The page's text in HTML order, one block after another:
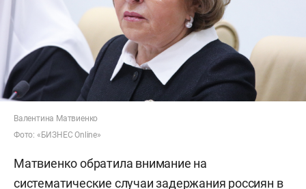
Валентина Матвиенко
Фото: «БИЗНЕС Online»
Матвиенко обратила внимание на
систематические случаи задержания россиян в